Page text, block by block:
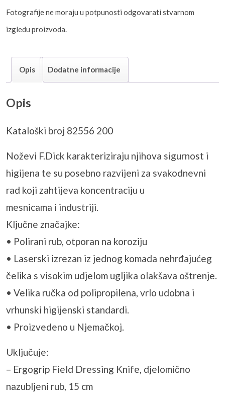
Fotografije ne moraju u potpunosti odgovarati stvarnom
izgledu proizvoda.
Opis Dodatne informacije
Opis
Kataloški broj 82556 200
Noževi F.Dick karakteriziraju njihova sigurnost i
higijena te su posebno razvijeni za svakodnevni
rad koji zahtijeva koncentraciju u
mesnicama i industriji.
Ključne značajke:
• Polirani rub, otporan na koroziju
• Laserski izrezan iz jednog komada nehrđajućeg
čelika s visokim udjelom ugljika olakšava oštrenje.
• Velika ručka od polipropilena, vrlo udobna i
vrhunski higijenski standardi.
• Proizvedeno u Njemačkoj.
Uključuje:
– Ergogrip Field Dressing Knife, djelomično
nazubljeni rub, 15 cm